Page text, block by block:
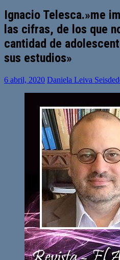
Ignacio Telesca.»me
las cifras, de los que
cantidad de
sus estudios»
6 abril, 2020 Daniela Leiva